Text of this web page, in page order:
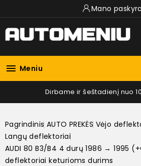
Mano paskyra
 Meniu
Dirbame ir šeštadienį nuo
Pagrindinis AUTO PREKĖS Vėjo
Langų deflektoriai
AUDI 80 B3/B4 4 durų 1986 → 1995
deflektoriai keturioms durims